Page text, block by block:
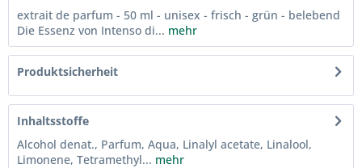
extrait de parfum - 50 ml - unisex - frisch - grün - belebend
Die Essenz von Intenso di... mehr
Produktsicherheit
Inhaltsstoffe
Alcohol denat., Parfum, Aqua, Linalyl acetate, Linalool,
Limonene, Tetramethyl... mehr